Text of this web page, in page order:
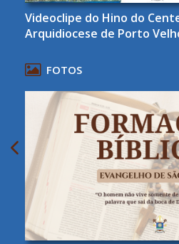
Videoclipe do Hino do
Arquidiocese de Porto
FOTOS